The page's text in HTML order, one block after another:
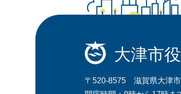
大津市
〒520-8575 滋賀県大津